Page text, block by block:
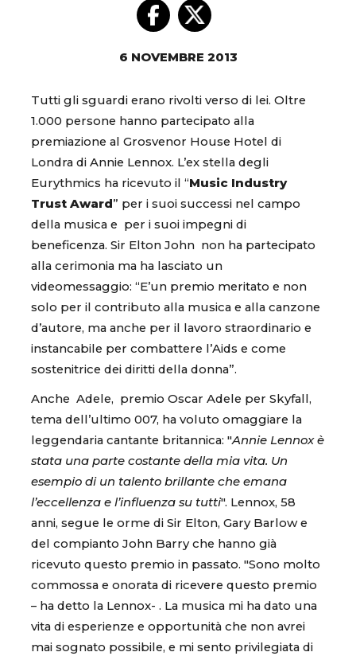
6 NOVEMBRE 2013
Tutti gli sguardi erano rivolti verso di lei. Oltre
1.000 persone hanno partecipato alla
premiazione al Grosvenor House Hotel di
Londra di Annie Lennox. L’ex stella degli
Eurythmics ha ricevuto il “Music Industry
Trust Award” per i suoi successi nel campo
della musica e per i suoi impegni di
beneficenza. Sir Elton John non ha partecipato
alla cerimonia ma ha lasciato un
videomessaggio: “E’un premio meritato e non
solo per il contributo alla musica e alla canzone
d’autore, ma anche per il lavoro straordinario e
instancabile per combattere l’Aids e come
sostenitrice dei diritti della donna”.
Anche Adele, premio Oscar Adele per Skyfall,
tema dell’ultimo 007, ha voluto omaggiare la
leggendaria cantante britannica: "Annie Lennox è
stata una parte costante della mia vita. Un
esempio di un talento brillante che emana
l’eccellenza e l’influenza su tutti". Lennox, 58
anni, segue le orme di Sir Elton, Gary Barlow e
del compianto John Barry che hanno già
ricevuto questo premio in passato. "Sono molto
commossa e onorata di ricevere questo premio
– ha detto la Lennox- . La musica mi ha dato una
vita di esperienze e opportunità che non avrei
mai sognato possibile, e mi sento privilegiata di